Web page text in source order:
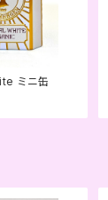
ミニ缶